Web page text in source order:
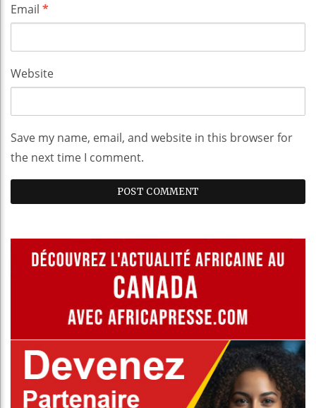
Email *
Website
Save my name, email, and website in this browser for
the next time I comment.